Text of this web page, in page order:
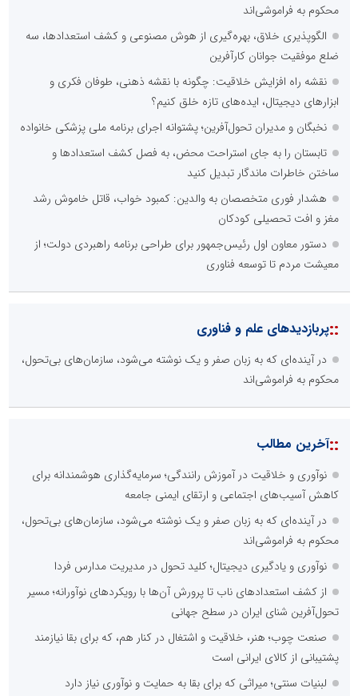
محکوم به فراموشی‌اند
الگوپذیری خلاق، بهره‌گیری از هوش مصنوعی و کشف استعدادها، سه
ضلع موفقیت جوانان کارآفرین
نقشه راه افزایش خلاقیت: چگونه با نقشه ذهنی، طوفان فکری و
ابزارهای دیجیتال، ایده‌های تازه خلق کنیم؟
نخبگان و مدیران تحول‌آفرین؛ پشتوانه اجرای برنامه ملی پزشکی خانواده
تابستان را به جای استراحت محض، به فصل کشف استعدادها و
ساختن خاطرات ماندگار تبدیل کنید
هشدار فوری متخصصان به والدین: کمبود خواب، قاتل خاموش رشد
مغز و افت تحصیلی کودکان
دستور معاون اول رئیس‌جمهور برای طراحی برنامه راهبردی دولت؛ از
معیشت مردم تا توسعه فناوری
::پربازدیدهای علم و فناوری
در آینده‌ای که به زبان صفر و یک نوشته می‌شود، سازمان‌های بی‌تحول،
محکوم به فراموشی‌اند
::آخرین مطالب
نوآوری و خلاقیت در آموزش رانندگی؛ سرمایه‌گذاری هوشمندانه برای
کاهش آسیب‌های اجتماعی و ارتقای ایمنی جامعه
در آینده‌ای که به زبان صفر و یک نوشته می‌شود، سازمان‌های بی‌تحول،
محکوم به فراموشی‌اند
نوآوری و یادگیری دیجیتال؛ کلید تحول در مدیریت مدارس فردا
از کشف استعدادهای ناب تا پرورش آن‌ها با رویکردهای نوآورانه؛ مسیر
تحول‌آفرین شنای ایران در سطح جهانی
صنعت چوب؛ هنر، خلاقیت و اشتغال در کنار هم، که برای بقا نیازمند
پشتیبانی از کالای ایرانی است
لبنیات سنتی؛ میراثی که برای بقا به حمایت و نوآوری نیاز دارد